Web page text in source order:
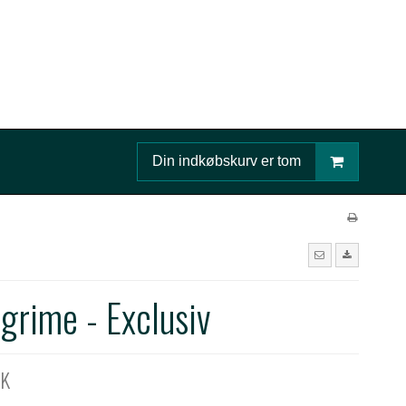
Din indkøbskurv er tom
- Exclusiv